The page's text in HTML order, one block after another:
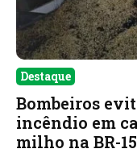
Destaque
Bombeiros
incêndio em
milho na BR-